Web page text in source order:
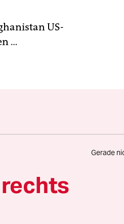
US-
…
sind.
und vor
"Alles
linke,
Gerade